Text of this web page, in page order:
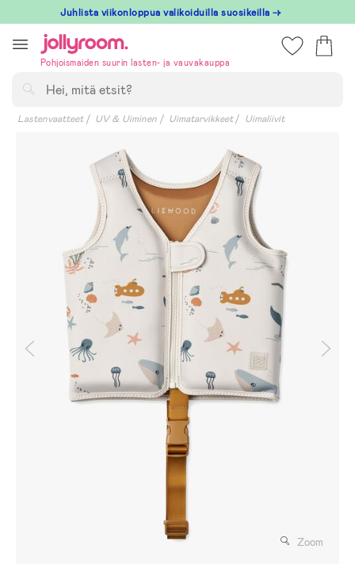
till
innehållet
Juhlista viikonloppua valikoiduilla suosikeilla →
Pohjoismaiden suurin lasten- ja vauvakauppa
Lastenvaatteet UV & Uiminen Uimatarvikkeet Uimaliivit
Zoom